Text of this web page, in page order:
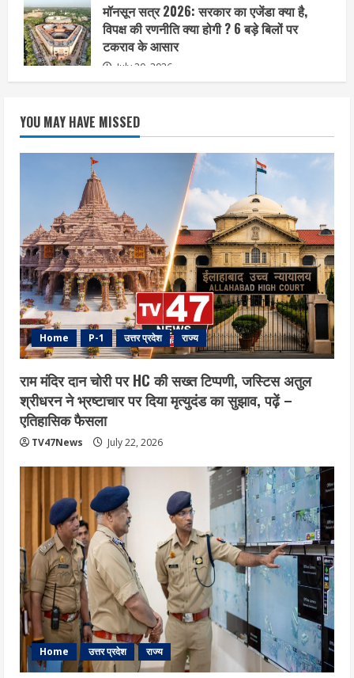
मॉनसून सत्र 2026: सरकार का एजेंडा क्या है,
विपक्ष की रणनीति क्या होगी ? 6 बड़े बिलों पर
टकराव के आसार
July 20, 2026
YOU MAY HAVE MISSED
Home P-1 उत्तर प्रदेश राज्य
राम मंदिर दान चोरी पर HC की सख्त टिप्पणी, जस्टिस अतुल
श्रीधरन ने भ्रष्टाचार पर द‍िया मृत्युदंड का सुझाव, पढ़ें –
एत‍िहास‍िक फैसला
TV47News July 22, 2026
Home उत्तर प्रदेश राज्य